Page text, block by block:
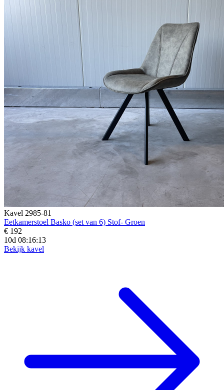
Kavel 2985-81
Eetkamerstoel Basko (set van 6) Stof- Groen
€ 192
10d 08:16:12
Bekijk kavel